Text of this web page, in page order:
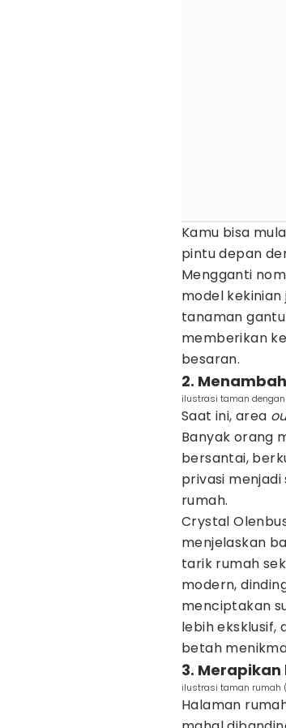
Kamu bisa
pintu depan
Mengganti
model
tanaman
memberikan
besaran.
2.
ilustrasi taman
Saat ini, area
Banyak orang
bersantai,
privasi
rumah.
Crystal
menjelaskan
tarik rumah
modern,
menciptakan
lebih eksklusif,
betah
3.
ilustrasi taman rumah
Halaman